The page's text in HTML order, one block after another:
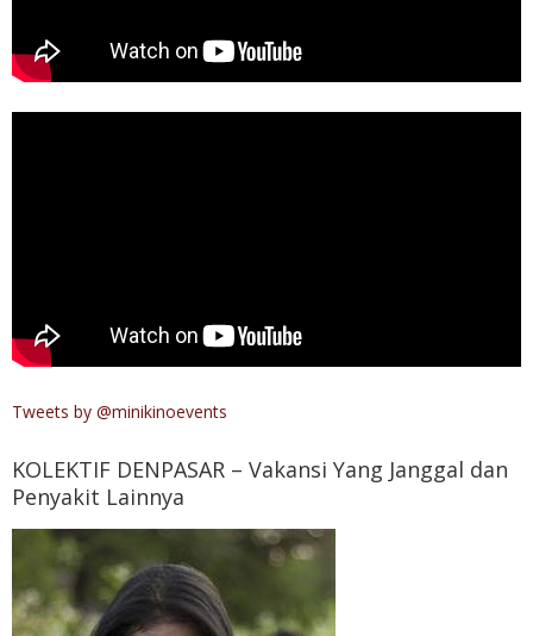
Tweets by @minikinoevents
KOLEKTIF DENPASAR – Vakansi Yang Janggal dan
Penyakit Lainnya